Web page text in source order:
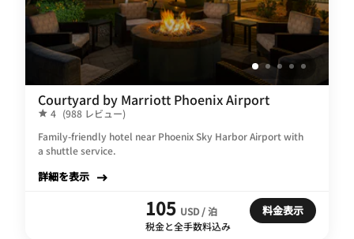
Courtyard by Marriott Phoenix Airport
4 (988 レビュー)
Family-friendly hotel near Phoenix Sky Harbor Airport with
a shuttle service.
詳細を表示
105 USD / 泊
税金と全手数料込み
料金表示